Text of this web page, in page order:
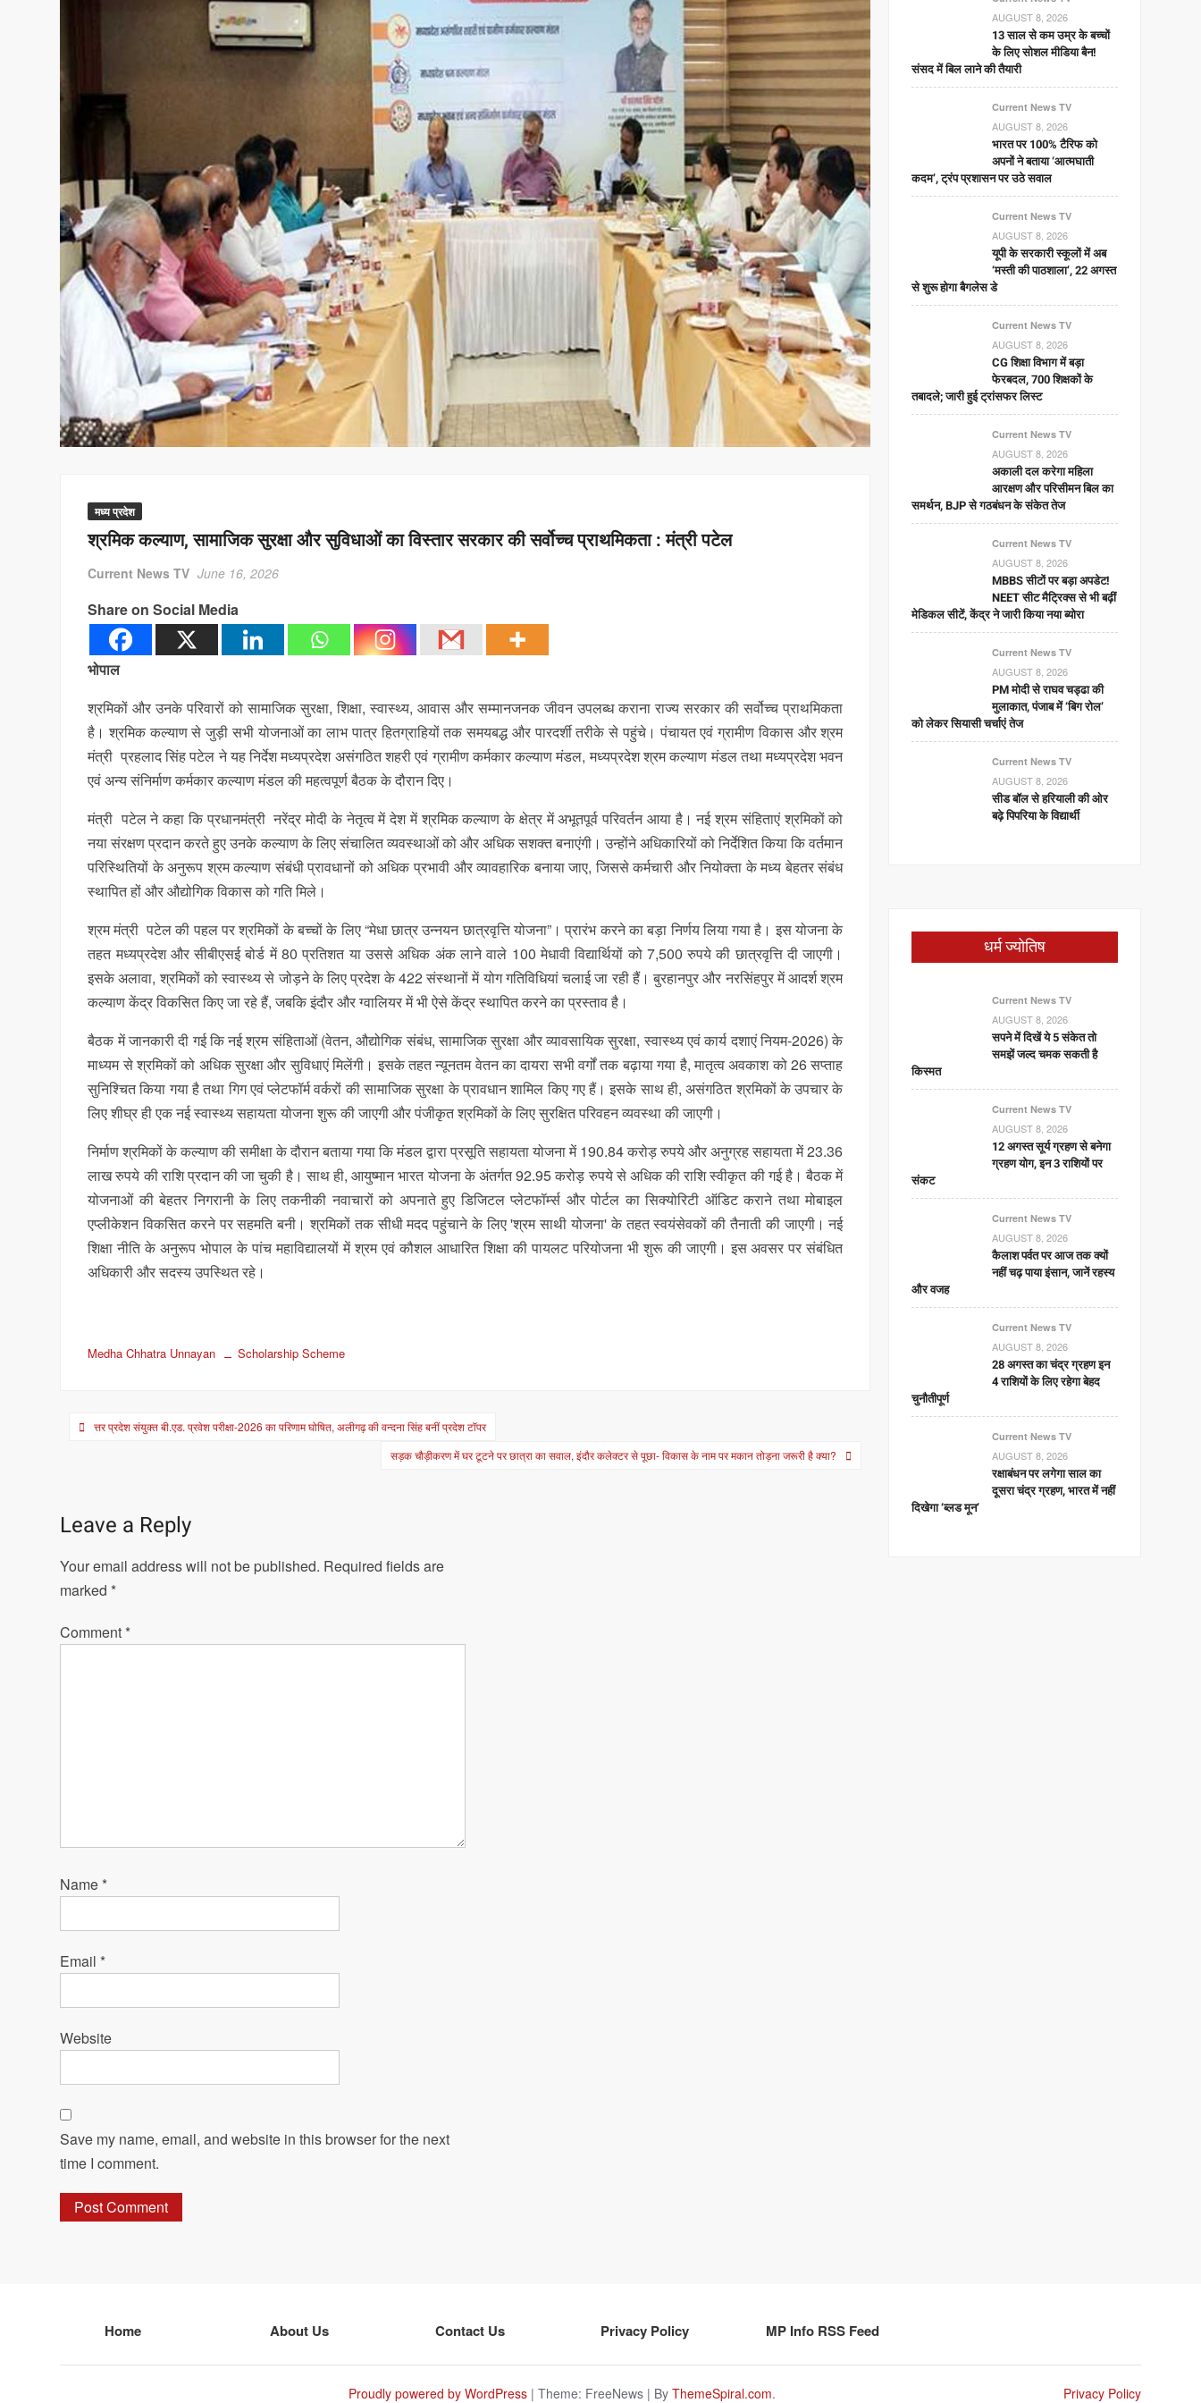
मध्य प्रदेश
श्रमिक कल्याण, सामाजिक सुरक्षा और सुविधाओं का विस्तार सरकार की सर्वोच्च प्राथमिकता : मंत्री पटेल
Current News TV June 16, 2026
Share on Social Media
भोपाल
श्रमिकों और उनके परिवारों को सामाजिक सुरक्षा, शिक्षा, स्वास्थ्य, आवास और सम्मानजनक जीवन उपलब्ध कराना राज्य सरकार की सर्वोच्च प्राथमिकता
है। श्रमिक कल्याण से जुड़ी सभी योजनाओं का लाभ पात्र हितग्राहियों तक समयबद्ध और पारदर्शी तरीके से पहुंचे। पंचायत एवं ग्रामीण विकास और श्रम
मंत्री प्रहलाद सिंह पटेल ने यह निर्देश मध्यप्रदेश असंगठित शहरी एवं ग्रामीण कर्मकार कल्याण मंडल, मध्यप्रदेश श्रम कल्याण मंडल तथा मध्यप्रदेश भवन
एवं अन्य संनिर्माण कर्मकार कल्याण मंडल की महत्वपूर्ण बैठक के दौरान दिए।
मंत्री पटेल ने कहा कि प्रधानमंत्री नरेंद्र मोदी के नेतृत्व में देश में श्रमिक कल्याण के क्षेत्र में अभूतपूर्व परिवर्तन आया है। नई श्रम संहिताएं श्रमिकों को
नया संरक्षण प्रदान करते हुए उनके कल्याण के लिए संचालित व्यवस्थाओं को और अधिक सशक्त बनाएंगी। उन्होंने अधिकारियों को निर्देशित किया कि वर्तमान
परिस्थितियों के अनुरूप श्रम कल्याण संबंधी प्रावधानों को अधिक प्रभावी और व्यावहारिक बनाया जाए, जिससे कर्मचारी और नियोक्ता के मध्य बेहतर संबंध
स्थापित हों और औद्योगिक विकास को गति मिले।
श्रम मंत्री पटेल की पहल पर श्रमिकों के बच्चों के लिए “मेधा छात्र उन्नयन छात्रवृत्ति योजना”। प्रारंभ करने का बड़ा निर्णय लिया गया है। इस योजना के
तहत मध्यप्रदेश और सीबीएसई बोर्ड में 80 प्रतिशत या उससे अधिक अंक लाने वाले 100 मेधावी विद्यार्थियों को 7,500 रुपये की छात्रवृत्ति दी जाएगी।
इसके अलावा, श्रमिकों को स्वास्थ्य से जोड़ने के लिए प्रदेश के 422 संस्थानों में योग गतिविधियां चलाई जा रही हैं। बुरहानपुर और नरसिंहपुर में आदर्श श्रम
कल्याण केंद्र विकसित किए जा रहे हैं, जबकि इंदौर और ग्वालियर में भी ऐसे केंद्र स्थापित करने का प्रस्ताव है।
बैठक में जानकारी दी गई कि नई श्रम संहिताओं (वेतन, औद्योगिक संबंध, सामाजिक सुरक्षा और व्यावसायिक सुरक्षा, स्वास्थ्य एवं कार्य दशाएं नियम-2026) के
माध्यम से श्रमिकों को अधिक सुरक्षा और सुविधाएं मिलेंगी। इसके तहत न्यूनतम वेतन का दायरा सभी वर्गों तक बढ़ाया गया है, मातृत्व अवकाश को 26 सप्ताह
सुनिश्चित किया गया है तथा गिग एवं प्लेटफॉर्म वर्करों की सामाजिक सुरक्षा के प्रावधान शामिल किए गए हैं। इसके साथ ही, असंगठित श्रमिकों के उपचार के
लिए शीघ्र ही एक नई स्वास्थ्य सहायता योजना शुरू की जाएगी और पंजीकृत श्रमिकों के लिए सुरक्षित परिवहन व्यवस्था की जाएगी।
निर्माण श्रमिकों के कल्याण की समीक्षा के दौरान बताया गया कि मंडल द्वारा प्रसूति सहायता योजना में 190.84 करोड़ रुपये और अनुग्रह सहायता में 23.36
लाख रुपये की राशि प्रदान की जा चुकी है। साथ ही, आयुष्मान भारत योजना के अंतर्गत 92.95 करोड़ रुपये से अधिक की राशि स्वीकृत की गई है। बैठक में
योजनाओं की बेहतर निगरानी के लिए तकनीकी नवाचारों को अपनाते हुए डिजिटल प्लेटफॉर्म्स और पोर्टल का सिक्योरिटी ऑडिट कराने तथा मोबाइल
एप्लीकेशन विकसित करने पर सहमति बनी। श्रमिकों तक सीधी मदद पहुंचाने के लिए 'श्रम साथी योजना' के तहत स्वयंसेवकों की तैनाती की जाएगी। नई
शिक्षा नीति के अनुरूप भोपाल के पांच महाविद्यालयों में श्रम एवं कौशल आधारित शिक्षा की पायलट परियोजना भी शुरू की जाएगी। इस अवसर पर संबंधित
अधिकारी और सदस्य उपस्थित रहे।
Medha Chhatra Unnayan Scholarship Scheme
Post
त्तर प्रदेश संयुक्त बी.एड. प्रवेश परीक्षा-2026 का परिणाम घोषित, अलीगढ़ की वन्दना सिंह बनीं प्रदेश टॉपर
सड़क चौड़ीकरण में घर टूटने पर छात्रा का सवाल, इंदौर कलेक्टर से पूछा- विकास के नाम पर मकान तोड़ना जरूरी है क्या?
Leave a Reply
Your email address will not be published. Required fields are
marked *
Comment *
Name *
Email *
Website
Save my name, email, and website in this browser for the next
time I comment.
AUGUST 8, 2026
13 साल से कम उम्र के बच्चों
के लिए सोशल मीडिया बैन!
संसद में बिल लाने की तैयारी
Current News TV
AUGUST 8, 2026
भारत पर 100% टैरिफ को
अपनों ने बताया ‘आत्मघाती
कदम’, ट्रंप प्रशासन पर उठे सवाल
Current News TV
AUGUST 8, 2026
यूपी के सरकारी स्कूलों में अब
‘मस्ती की पाठशाला’, 22 अगस्त
से शुरू होगा बैगलेस डे
Current News TV
AUGUST 8, 2026
CG शिक्षा विभाग में बड़ा
फेरबदल, 700 शिक्षकों के
तबादले; जारी हुई ट्रांसफर लिस्ट
Current News TV
AUGUST 8, 2026
अकाली दल करेगा महिला
आरक्षण और परिसीमन बिल का
समर्थन, BJP से गठबंधन के संकेत तेज
Current News TV
AUGUST 8, 2026
MBBS सीटों पर बड़ा अपडेट!
NEET सीट मैट्रिक्स से भी बढ़ीं
मेडिकल सीटें, केंद्र ने जारी किया नया ब्योरा
Current News TV
AUGUST 8, 2026
PM मोदी से राघव चड्ढा की
मुलाकात, पंजाब में ‘बिग रोल’
को लेकर सियासी चर्चाएं तेज
Current News TV
AUGUST 8, 2026
सीड बॉल से हरियाली की ओर
बढ़े पिपरिया के विद्यार्थी
धर्म ज्योतिष
Current News TV
AUGUST 8, 2026
सपने में दिखें ये 5 संकेत तो
समझें जल्द चमक सकती है
किस्मत
Current News TV
AUGUST 8, 2026
12 अगस्त सूर्य ग्रहण से बनेगा
ग्रहण योग, इन 3 राशियों पर
संकट
Current News TV
AUGUST 8, 2026
कैलाश पर्वत पर आज तक क्यों
नहीं चढ़ पाया इंसान, जानें रहस्य
और वजह
Current News TV
AUGUST 8, 2026
28 अगस्त का चंद्र ग्रहण इन
4 राशियों के लिए रहेगा बेहद
चुनौतीपूर्ण
Current News TV
AUGUST 8, 2026
रक्षाबंधन पर लगेगा साल का
दूसरा चंद्र ग्रहण, भारत में नहीं
दिखेगा ‘ब्लड मून’
Home About Us Contact Us Privacy Policy MP Info RSS Feed
Proudly powered by WordPress | Theme: FreeNews | By ThemeSpiral.com. Privacy Policy